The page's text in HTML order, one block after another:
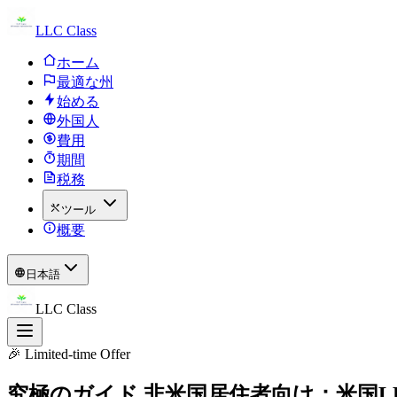
LLC Class
ホーム
最適な州
始める
外国人
費用
期間
税務
ツール
概要
日本語
LLC Class
🎉 Limited-time Offer